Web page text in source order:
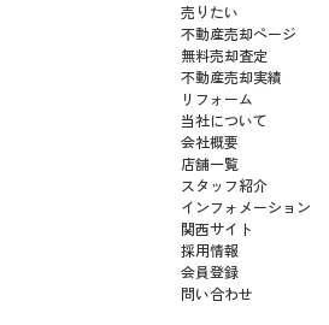
売りたい
不動産売却ページ
無料売却査定
不動産売却実績
リフォーム
当社について
会社概要
店舗一覧
スタッフ紹介
インフォメーション
関西サイト
採用情報
会員登録
問い合わせ